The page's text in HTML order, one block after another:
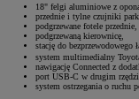
18" felgi aluminiowe z
przednie i tylne czujniki
podgrzewane fotele przednie,
podgrzewaną kierownicę,
stację do bezprzewodowego
system multimedialny
nawigację Connected z
port USB-C w drugim
system ostrzegania o ruchu